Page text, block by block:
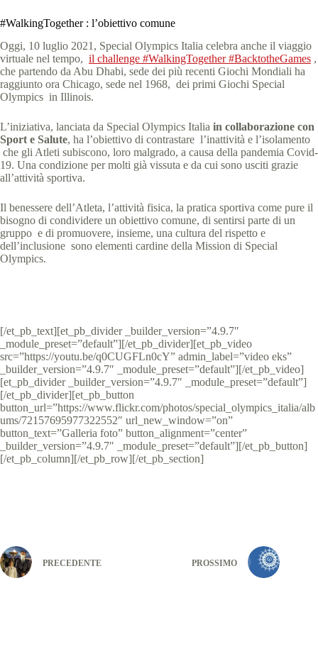
#WalkingTogether : l’obiettivo comune
Oggi, 10 luglio 2021, Special Olympics Italia celebra anche il viaggio
virtuale nel tempo, il challenge #WalkingTogether #BacktotheGames ,
che partendo da Abu Dhabi, sede dei più recenti Giochi Mondiali ha
raggiunto ora Chicago, sede nel 1968, dei primi Giochi Special
Olympics in Illinois.
L’iniziativa, lanciata da Special Olympics Italia in collaborazione con
Sport e Salute, ha l’obiettivo di contrastare l’inattività e l’isolamento
che gli Atleti subiscono, loro malgrado, a causa della pandemia Covid-
19. Una condizione per molti già vissuta e da cui sono usciti grazie
all’attività sportiva.
Il benessere dell’Atleta, l’attività fisica, la pratica sportiva come pure il
bisogno di condividere un obiettivo comune, di sentirsi parte di un
gruppo e di promuovere, insieme, una cultura del rispetto e
dell’inclusione sono elementi cardine della Mission di Special
Olympics.
[/et_pb_text][et_pb_divider _builder_version=”4.9.7″
_module_preset=”default”][/et_pb_divider][et_pb_video
src=”https://youtu.be/q0CUGFLn0cY” admin_label=”video eks”
_builder_version=”4.9.7″ _module_preset=”default”][/et_pb_video]
[et_pb_divider _builder_version=”4.9.7″ _module_preset=”default”]
[/et_pb_divider][et_pb_button
button_url=”https://www.flickr.com/photos/special_olympics_italia/alb
ums/72157695977322552″ url_new_window=”on”
button_text=”Galleria foto” button_alignment=”center”
_builder_version=”4.9.7″ _module_preset=”default”][/et_pb_button]
[/et_pb_column][/et_pb_row][/et_pb_section]
PRECEDENTE PROSSIMO